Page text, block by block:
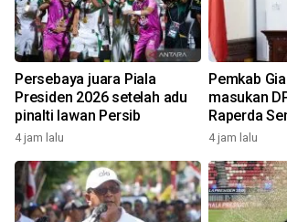
Persebaya juara Piala
Presiden 2026 setelah adu
pinalti lawan Persib
4 jam lalu
Pemkab
masukan
Raperda
4 jam lalu